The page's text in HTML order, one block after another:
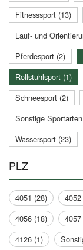
Fitnesssport (13)
Lauf- und
Pferdesport (2)
Rollstuhlsport (1)
Schneesport (2)
Sonstige
Wassersport (23)
PLZ
4051 (28)
4056 (18)
4126 (1)